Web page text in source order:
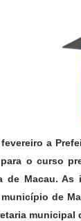
a
o curso
de Macau.
de
municipal